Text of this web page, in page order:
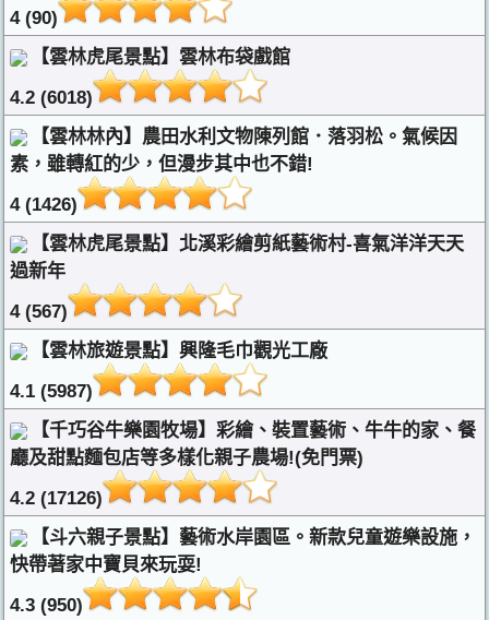
4 (90)
【雲林虎尾景點】雲林布袋戲館
4.2 (6018)
【雲林林內】農田水利文物陳列館．落羽松。氣候因
素，雖轉紅的少，但漫步其中也不錯!
4 (1426)
【雲林虎尾景點】北溪彩繪剪紙藝術村-喜氣洋洋天天
過新年
4 (567)
【雲林旅遊景點】興隆毛巾觀光工廠
4.1 (5987)
【千巧谷牛樂園牧場】彩繪、裝置藝術、牛牛的家、餐
廳及甜點麵包店等多樣化親子農場!(免門票)
4.2 (17126)
【斗六親子景點】藝術水岸園區。新款兒童遊樂設施，
快帶著家中寶貝來玩耍!
4.3 (950)